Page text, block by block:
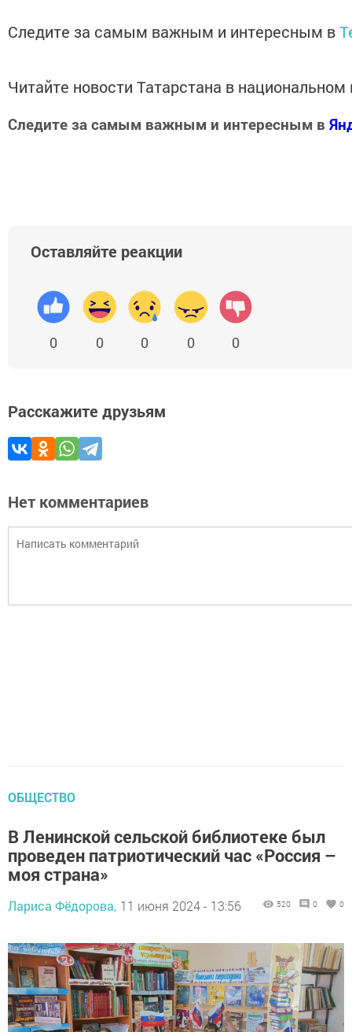
Следите за самым важным и интересным в
Читайте новости Татарстана в
Следите за самым важным и интересным в
Оставляйте реакции
0 0 0 0 0
Расскажите друзьям
Нет комментариев
ОБЩЕСТВО
В Ленинской сельской библиотеке был
проведен патриотический час «Россия –
моя страна»
Лариса Фёдорова, 11 июня 2024 - 13:56 520 0 0